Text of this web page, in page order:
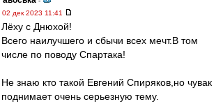
02 дек 2023 11:41
Лёху с Днюхой!
Всего наилучшего и сбычи всех мечт.В том
числе по поводу Спартака!
Не знаю кто такой Евгений Спиряков,но чувак
поднимает очень серьезную тему.